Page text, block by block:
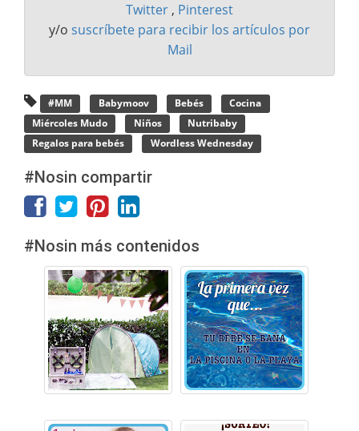
Twitter , Pinterest
y/o suscríbete para recibir los artículos por
Mail
#MM Babymoov Bebés
Cocina
Miércoles Mudo
Niños
Nutribaby
Regalos para bebés
Wordless Wednesday
#Nosin compartir
#Nosin más contenidos